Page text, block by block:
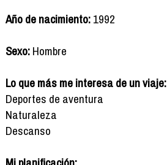
Año de nacimiento:1992
Sexo:Hombre
Lo que más me interesa de un viaje:
Deportes de aventura
Naturaleza
Descanso